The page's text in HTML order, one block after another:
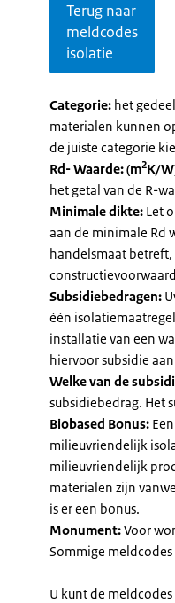
Terug naar
meldcodes
isolatie
Categorie: het
materialen kunnen
de juiste categorie
Rd- Waarde: (m2K/
het getal van de R-
Minimale dikte: Let
aan de minimale Rd
handelsmaat
Subsidiebedragen:
één
installatie van een
hiervoor subsidie
Welke van de
subsidiebedrag. Het
Biobased Bonus:
milieuvriendelijk
milieuvriendelijk
materialen zijn
is er een bonus.
Monument:Voor
Sommige
U kunt de